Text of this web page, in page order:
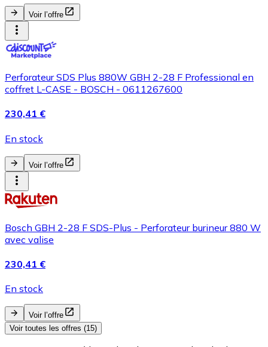
Voir l’offre
Perforateur SDS Plus 880W GBH 2-28 F Professional en
coffret L-CASE - BOSCH - 0611267600
230,41 €
En stock
Voir l’offre
Bosch GBH 2-28 F SDS-Plus - Perforateur burineur 880 W
avec valise
230,41 €
En stock
Voir l’offre
Voir toutes les offres (15)